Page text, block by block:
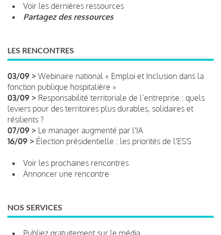
Voir les dernières ressources
Partagez des ressources
LES RENCONTRES
03/09 > Webinaire national « Emploi et Inclusion dans la
fonction publique hospitalière »
03/09 > Responsabilité territoriale de l’entreprise : quels
leviers pour des territoires plus durables, solidaires et
résilients ?
07/09 > Le manager augmenté par l'IA
16/09 > Élection présidentielle : les priorités de l'ESS
Voir les prochaines rencontres
Annoncer une rencontre
NOS SERVICES
Publiez gratuitement sur le média